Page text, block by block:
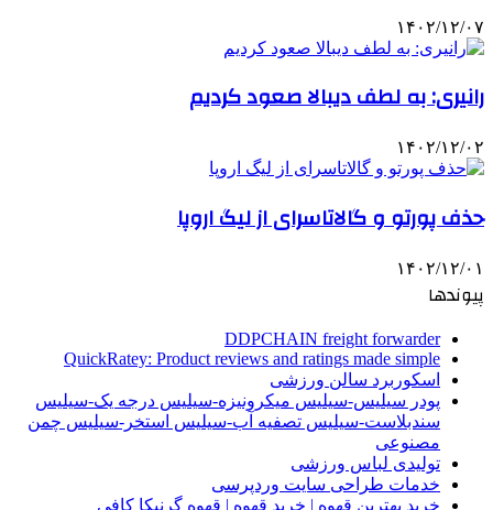
۱۴۰۲/۱۲/۰۷
رانیری: به لطف دیبالا صعود کردیم
۱۴۰۲/۱۲/۰۲
حذف پورتو و گالاتاسرای از لیگ اروپا
۱۴۰۲/۱۲/۰۱
پیوندها
DDPCHAIN freight forwarder
QuickRatey: Product reviews and ratings made simple
اسکوربرد سالن ورزشی
پودر سیلیس-سیلیس میکرونیزه-سیلیس درجه یک-سیلیس
سندبلاست-سیلیس تصفیه آب-سیلیس استخر-سیلیس چمن
مصنوعی
تولیدی لباس ورزشی
خدمات طراحی سایت وردپرسی
خرید بهترین قهوه | خرید قهوه | قهوه گرنیکا کافی